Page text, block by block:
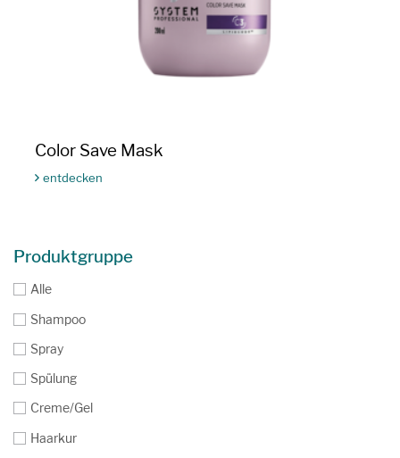
Color Save Mask
entdecken
Produktfilter
Produktgruppe
Alle
Shampoo
Spray
Spülung
Creme/Gel
Haarkur